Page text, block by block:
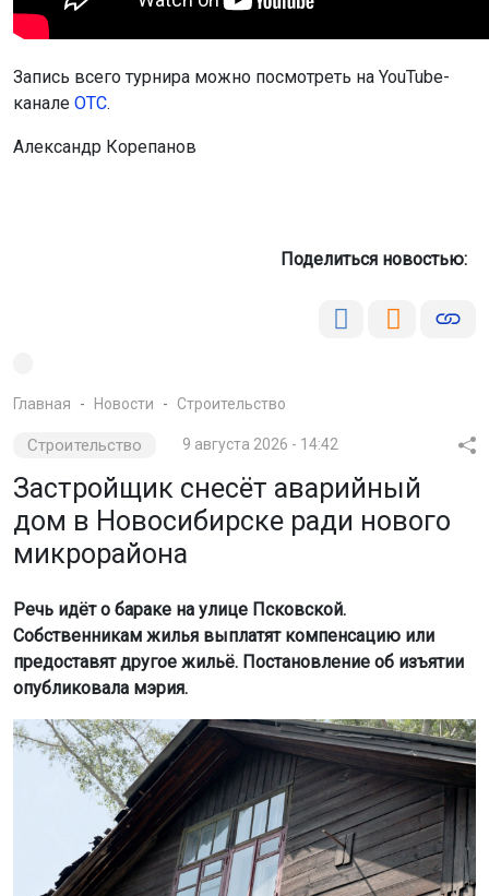
Запись всего турнира можно посмотреть на YouTube-
канале ОТС.
Александр Корепанов
Поделиться новостью:
Главная Новости Строительство
Строительство 9 августа 2026 - 14:42
Застройщик снесёт аварийный
дом в Новосибирске ради нового
микрорайона
Речь идёт о бараке на улице Псковской.
Собственникам жилья выплатят компенсацию или
предоставят другое жильё. Постановление об изъятии
опубликовала мэрия.